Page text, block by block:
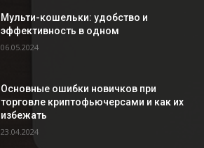
Мульти-кошельки: удобство и
эффективность в одном
06.05.2024
Основные ошибки новичков при
торговле криптофьючерсами и как их
избежать
23.04.2024